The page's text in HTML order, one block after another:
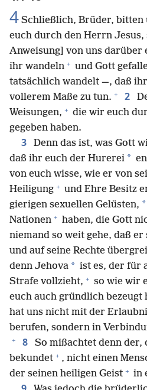
4 Schließlich, Brüder, bitten
euch durch den Herrn
Anweisung] von uns darüber
ihr wandeln + und Gott
tatsächlich wandelt —, daß
vollerem Maße zu tun. + 2
Weisungen, + die wir euch
gegeben haben.
3 Denn das ist, was Gott
daß ihr euch der Hurerei *
von euch wisse, wie er von
Heiligung + und Ehre Besitz
gierigen sexuellen Gelüsten, *
Nationen + haben, die Gott
niemand so weit gehe, daß
und auf seine Rechte
denn Jehova * ist es, der für
Strafe vollzieht, + so wie wir
euch auch gründlich bezeugt
hat uns nicht mit der
berufen, sondern in
+ 8
So mißachtet denn der,
bekundet + , nicht einen
der seinen heiligen Geist + in